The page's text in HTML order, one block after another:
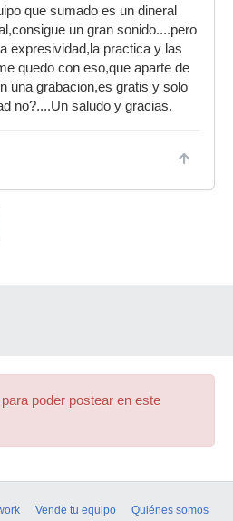
que sumado es un dineral
un gran sonido....pero
expresividad,la practica y las
quedo con eso,que aparte de
una grabacion,es gratis y solo
no?....Un saludo y gracias.
para poder postear en este
Vende tu equipo Quiénes somos